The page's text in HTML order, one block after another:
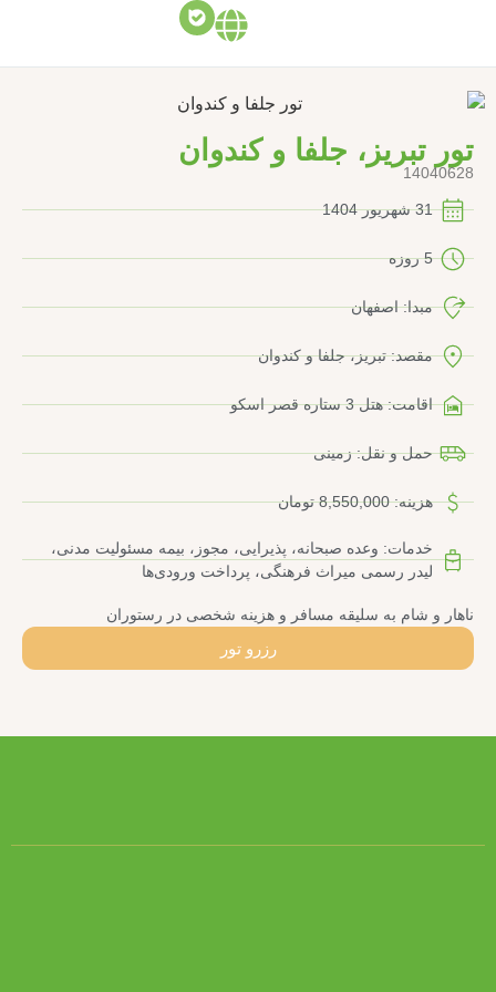
تور تبریز، جلفا و کندوان
14040628
31 شهریور 1404
5 روزه
مبدا: اصفهان
مقصد: تبریز، جلفا و کندوان
اقامت: هتل 3 ستاره قصر اسکو
حمل و نقل: زمینی
هزینه: 8,550,000 تومان
خدمات: وعده صبحانه، پذیرایی، مجوز، بیمه مسئولیت مدنی،
لیدر رسمی میراث فرهنگی، پرداخت ورودی‌ها
ناهار و شام به سلیقه مسافر و هزینه شخصی در رستوران
رزرو تور